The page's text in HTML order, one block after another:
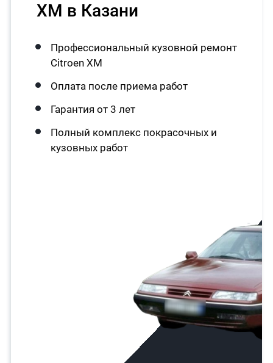
XM в Казани
Профессиональный кузовной ремонт
Citroen XM
Оплата после приема работ
Гарантия от 3 лет
Полный комплекс покрасочных и
кузовных работ